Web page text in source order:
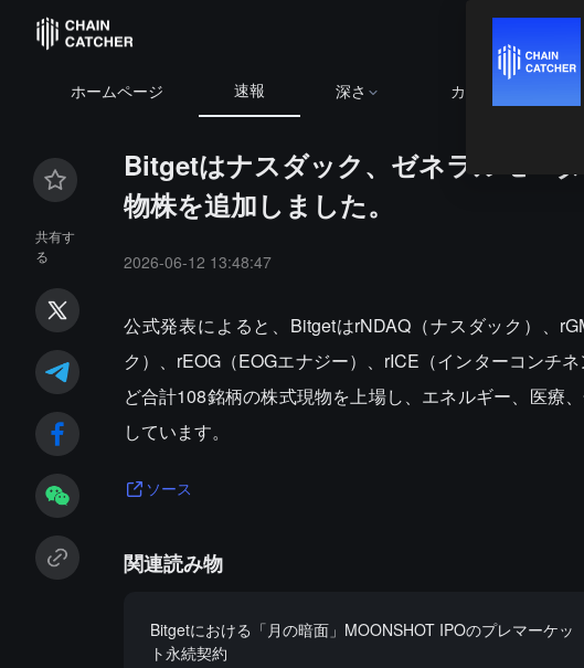
ホームページ 速報 深さ カレンダー
共有す
る
Bitgetはナスダック、ゼネラルモー
物株を追加しました。
2026-06-12 13:48:47
公式発表によると、BitgetはrNDAQ（ナスダック）、
ク）、rEOG（EOGエナジー）、rICE（インターコンチ
ど合計108銘柄の株式現物を上場し、エネルギー、医療
しています。
ソース
関連読み物
Bitgetにおける「月の暗面」MOONSHOT IPOのプレマーケッ
ト永続契約